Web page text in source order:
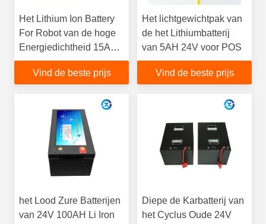
Het Lithium Ion Battery
For Robot van de hoge
Energiedichtheid 15AH
24V
Vind de beste prijs
Het lichtgewichtpak van
de het Lithiumbatterij
van 5AH 24V voor POS
Vind de beste prijs
het Lood Zure Batterijen
van 24V 100AH Li Iron
Diepe de Karbatterij van
het Cyclus Oude 24V